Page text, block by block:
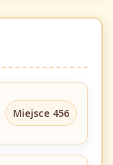
Miejsce 456